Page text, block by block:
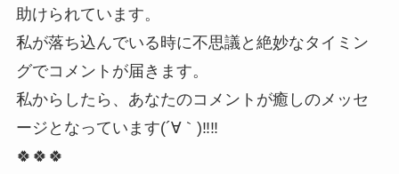
助けられています。
私が落ち込んでいる時に不思議と絶妙なタイミン
グでコメントが届きます。
私からしたら、あなたのコメントが癒しのメッセ
ージとなっています(´∀｀)‼️‼️
🍀🍀🍀